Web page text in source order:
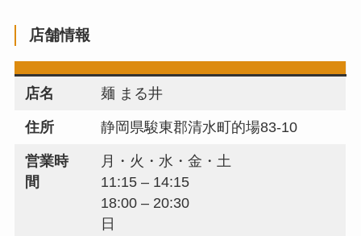
店舗情報
店名 麺 まる井
住所 静岡県駿東郡清水町的場83-10
営業時
間
月・火・水・金・土
11:15 – 14:15
18:00 – 20:30
日